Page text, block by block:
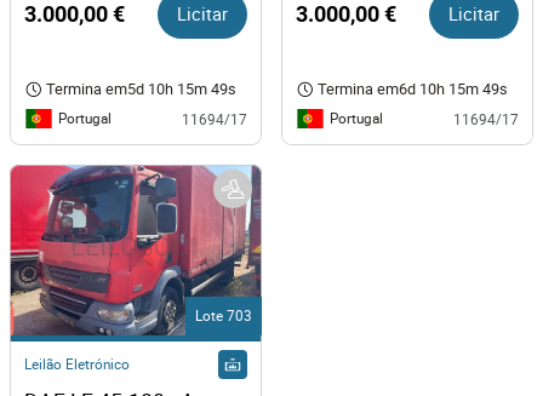
3.000,00 € Licitar
Termina em5d 10h 15m 49s
Portugal 11694/17
3.000,00 € Licitar
Termina em6d 10h 15m 49s
Portugal 11694/17
Lote 703
Leilão Eletrónico